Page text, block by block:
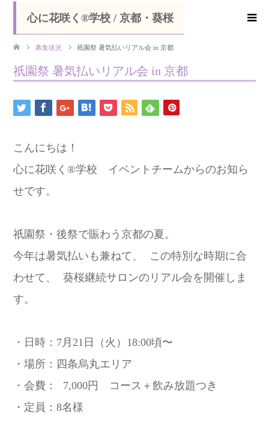
心に花咲く®学校 / 京都・葵桜
募集状況 祇園祭 暑気払いリアル会 in 京都
祇園祭 暑気払いリアル会 in 京都
こんにちは！
心に花咲く®学校 イベントチームからのお知ら
せです。
祇園祭・後祭で賑わう京都の夏。
今年は暑気払いも兼ねて、 この特別な時期に合
わせて、 葵桜継続サロンのリアル会を開催しま
す。
・日時：7月21日（火）18:00頃〜
・場所：四条烏丸エリア
・会費： 7,000円 コース＋飲み放題つき
・定員：8名様